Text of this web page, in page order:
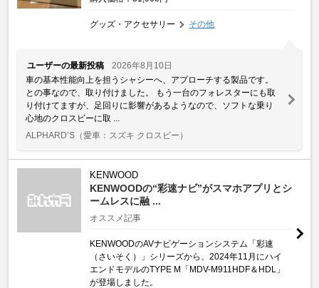
グッズ・アクセサリー その他
ユーザーの最新投稿
2026年8月10日
車の基本性能向上を担うシャシーへ、アプローチする製品です。
との事なので、取り付けました。 もう一台のフォレスターにも取
り付けてますが、足回りに影響があるようなので、ソフトな乗り
心地のクロスビーに取 ...
ALPHARD’S （愛車：スズキ クロスビー）
KENWOOD
KENWOODの“彩速ナビ”がスマホアプリとシ
ームレスに融 ...
オススメ記事
KENWOODのAVナビゲーションシステム「彩速
（さいそく）」シリーズから、2024年11月にハイ
エンドモデルのTYPE M「MDV-M911HDF＆HDL」
が登場しました。